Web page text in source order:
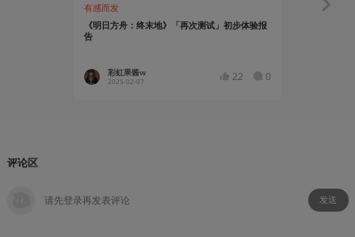
有感而发
《明日方舟：终末地》「再次测试」初步体验报
告
彩虹果酱w
2025-02-07 22 0
创作笔记
评论区
发送